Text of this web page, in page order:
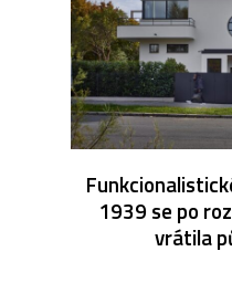
1939 se po
vrátila